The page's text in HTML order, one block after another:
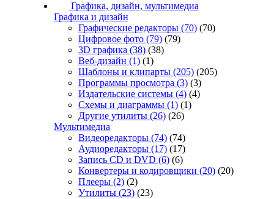
Графика, дизайн, мультимедиа
Графика и дизайн
Графические редакторы (70) (70)
Цифровое фото (79) (79)
3D графика (38) (38)
Веб-дизайн (1) (1)
Шаблоны и клипарты (205) (205)
Программы просмотра (3) (3)
Издательские системы (4) (4)
Схемы и диаграммы (1) (1)
Другие утилиты (26) (26)
Мультимедиа
Видеоредакторы (74) (74)
Аудиоредакторы (17) (17)
Запись CD и DVD (6) (6)
Конвертеры и кодировщики (20) (20)
Плееры (2) (2)
Утилиты (23) (23)